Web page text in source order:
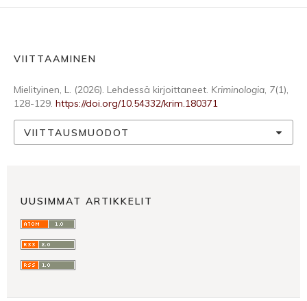
VIITTAAMINEN
Mielityinen, L. (2026). Lehdessä kirjoittaneet. Kriminologia, 7(1),
128-129. https://doi.org/10.54332/krim.180371
VIITTAUSMUODOT
UUSIMMAT ARTIKKELIT